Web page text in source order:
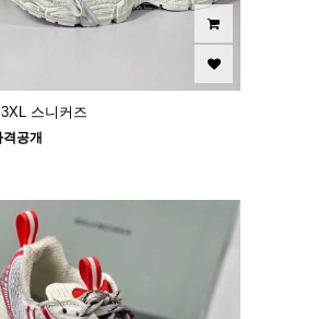
스니커즈
공개